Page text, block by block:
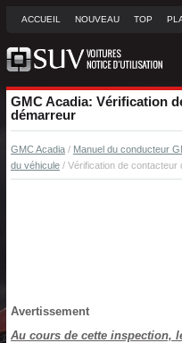
ACCUEIL NOUVEAU TOP
GMC Acadia: Vérification
démarreur
GMC Acadia / Manuel du conducteur
du véhicule / Vérification de contacteur
Avertissement
Au cours de cette inspection,